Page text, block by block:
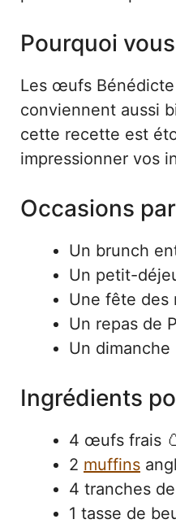
Pourquoi
Les œufs
conviennent aussi
cette recette est
impressionner vos
Occasions
Un brunch
Un petit-
Une fête des
Un repas de
Un dimanche
Ingrédients
4 œufs frais
2 muffins
4 tranches
1 tasse de